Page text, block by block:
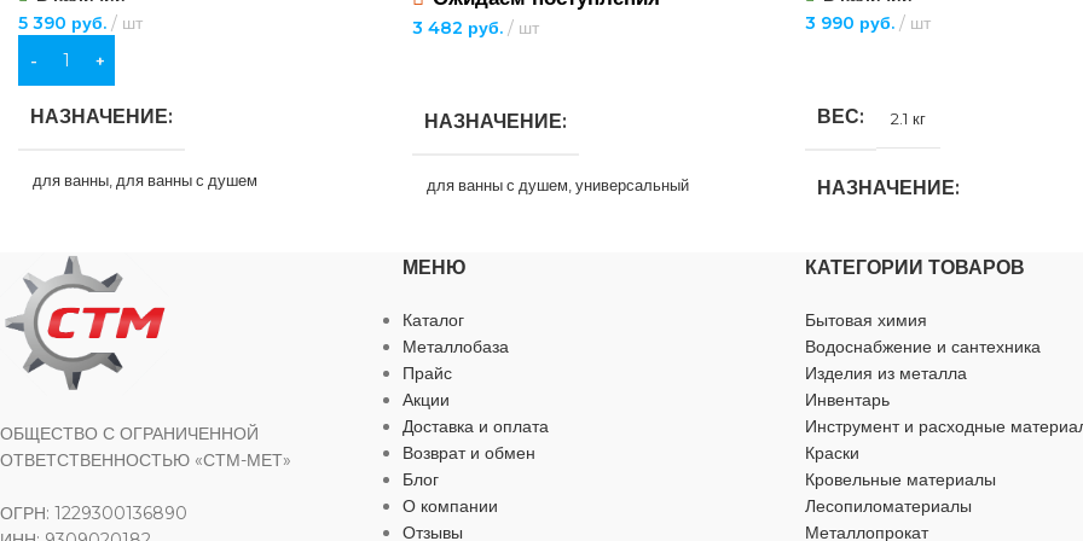
5 390 руб. шт
В КОРЗИНУ
НАЗНАЧЕНИЕ
для ванны,для ванны с душем
ГАРАНТИЯ
Гарантия производителя — 7 лет
ТИП СМЕСИТЕЛЯ однорычажный
АЭРАТОР да
3 482 руб. шт
НАЗНАЧЕНИЕ
для ванны с душем,универсальный
ТИП СМЕСИТЕЛЯ
БРЕНД
АЭРАТОР
3 990 руб. шт
ВЕС 2.1 кг
НАЗНАЧЕНИЕ
ТИП ТОВАРА
ГАРАНТИЯ
Гарантия производителя 5 лет
ТИП СМЕСИТЕЛЯ
ОБЩЕСТВО С ОГРАНИЧЕННОЙ
ОТВЕТСТВЕННОСТЬЮ «СТМ-МЕТ»
ОГРН: 1229300136890
МЕНЮ
Каталог
Металлобаза
Прайс
Акции
Доставка и оплата
Возврат и обмен
Блог
О компании
Отзывы
КАТЕГОРИИ ТОВАРОВ
Бытовая химия
Водоснабжение и сантехника
Изделия из металла
Инвентарь
Инструмент и расходные
Краски
Кровельные материалы
Лесопиломатериалы
Металлопрокат